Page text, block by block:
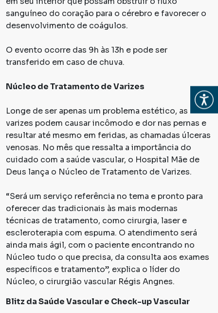
Abrir
sanguíneo do coração para o cérebro e favorecer o
desenvolvimento de coágulos.
O evento ocorre das 9h às 13h e pode ser
transferido em caso de chuva.
Núcleo de Tratamento de Varizes
Longe de ser apenas um problema estético, as
varizes podem causar incômodo e dor nas pernas e
resultar até mesmo em feridas, as chamadas úlceras
venosas. No mês que ressalta a importância do
cuidado com a saúde vascular, o Hospital Mãe de
Deus lança o Núcleo de Tratamento de Varizes.
“Será um serviço referência no tema e pronto para
oferecer das tradicionais às mais modernas
técnicas de tratamento, como cirurgia, laser e
escleroterapia com espuma. O atendimento será
ainda mais ágil, com o paciente encontrando no
Núcleo tudo o que precisa, da consulta aos exames
específicos e tratamento”, explica o líder do
Núcleo, o cirurgião vascular Régis Angnes.
Blitz da Saúde Vascular e Check-up Vascular